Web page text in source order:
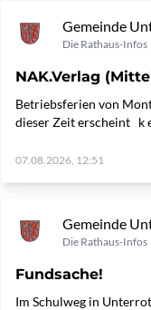
Gemeinde
Die Rathaus-Infos
NAK.Verlag
Betriebsferien von
dieser Zeit erscheint
07.08.2026, 12:51
Gemeinde
Die Rathaus-Infos
Fundsache!
Im Schulweg in